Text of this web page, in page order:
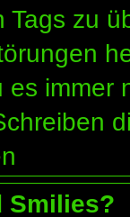
Tags zu
es immer
Smilies?